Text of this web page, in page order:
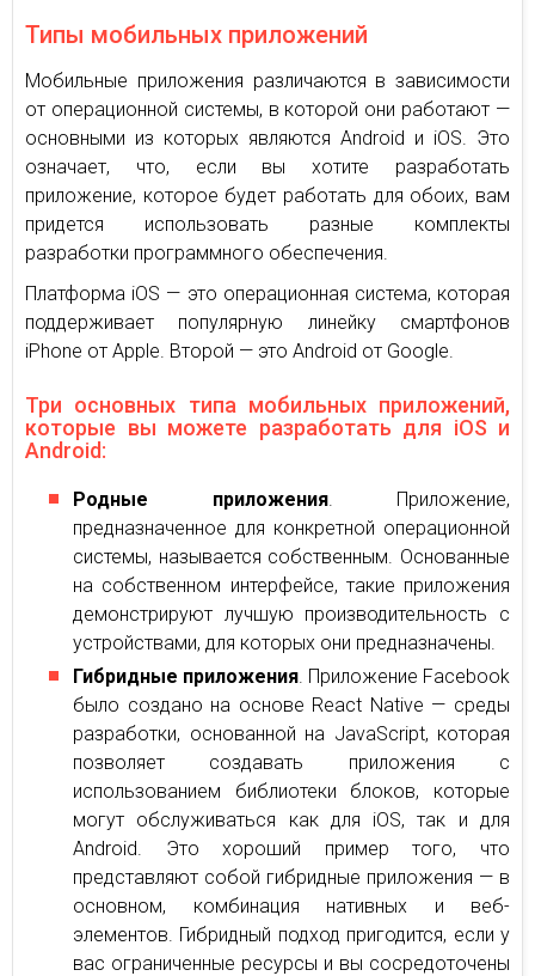
Типы мобильных приложений
Мобильные приложения различаются в зависимости
от операционной системы, в которой они работают —
основными из которых являются Android и iOS. Это
означает, что, если вы хотите разработать
приложение, которое будет работать для обоих, вам
придется использовать разные комплекты
разработки программного обеспечения.
Платформа iOS — это операционная система, которая
поддерживает популярную линейку смартфонов
iPhone от Apple. Второй — это Android от Google.
Три основных типа мобильных приложений,
которые вы можете разработать для iOS и
Android:
Родные приложения. Приложение,
предназначенное для конкретной операционной
системы, называется собственным. Основанные
на собственном интерфейсе, такие приложения
демонстрируют лучшую производительность с
устройствами, для которых они предназначены.
Гибридные приложения . Приложение Facebook
было создано на основе React Native — среды
разработки, основанной на JavaScript, которая
позволяет создавать приложения с
использованием библиотеки блоков, которые
могут обслуживаться как для iOS, так и для
Android. Это хороший пример того, что
представляют собой гибридные приложения — в
основном, комбинация нативных и веб-
элементов. Гибридный подход пригодится, если у
вас ограниченные ресурсы и вы сосредоточены